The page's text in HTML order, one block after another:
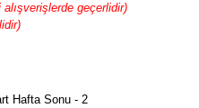
geçerlidir)
Hafta Sonu - 2